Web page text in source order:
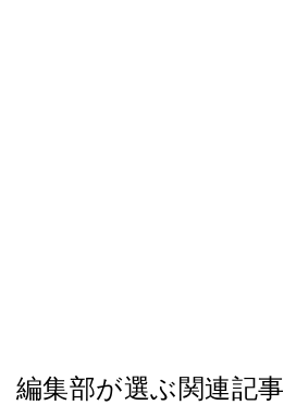
編集部が選ぶ関連記事